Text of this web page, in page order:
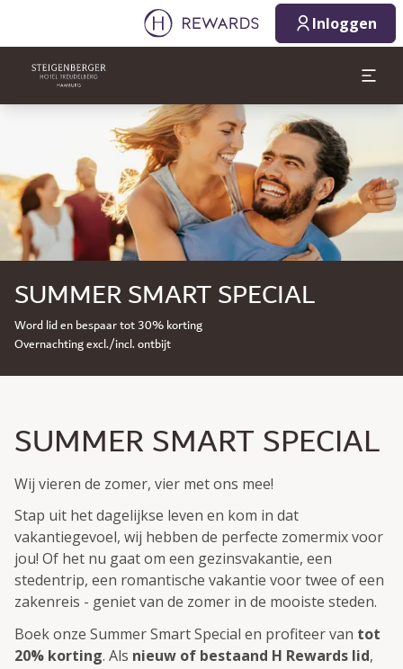
Inloggen
SUMMER SMART SPECIAL
Word lid en bespaar tot 30% korting
Overnachting excl./incl. ontbijt
SUMMER SMART SPECIAL
Wij vieren de zomer, vier met ons mee!
Stap uit het dagelijkse leven en kom in dat
vakantiegevoel, wij hebben de perfecte zomermix voor
jou! Of het nu gaat om een gezinsvakantie, een
stedentrip, een romantische vakantie voor twee of een
zakenreis - geniet van de zomer in de mooiste steden.
Boek onze Summer Smart Special en profiteer van tot
20% korting. Als nieuw of bestaand H Rewards lid,